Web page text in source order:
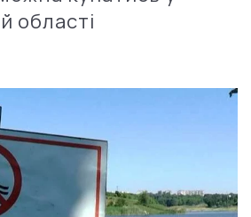
області